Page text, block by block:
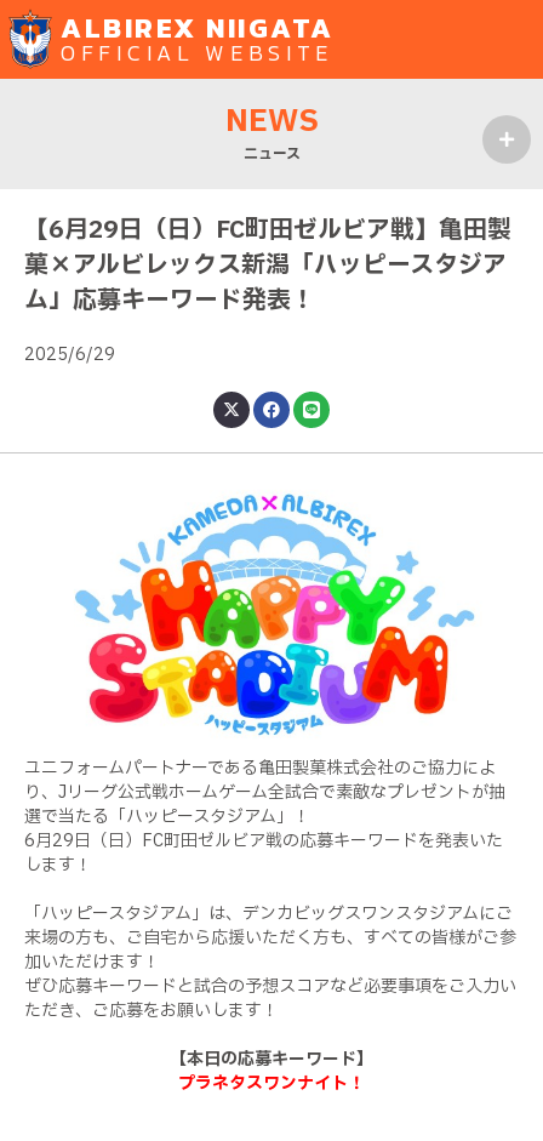
ALBIREX NIIGATA
OFFICIAL WEBSITE
NEWS
ニュース
【6月29日（日）FC町田ゼルビア戦】亀田製
菓×アルビレックス新潟「ハッピースタジア
ム」応募キーワード発表！
2025/6/29
ユニフォームパートナーである亀田製菓株式会社のご協力によ
り、Jリーグ公式戦ホームゲーム全試合で素敵なプレゼントが抽
選で当たる「ハッピースタジアム」！
6月29日（日）FC町田ゼルビア戦の応募キーワードを発表いた
します！
「ハッピースタジアム」は、デンカビッグスワンスタジアムにご
来場の方も、ご自宅から応援いただく方も、すべての皆様がご参
加いただけます！
ぜひ応募キーワードと試合の予想スコアなど必要事項をご入力い
ただき、ご応募をお願いします！
【本日の応募キーワード】
プラネタスワンナイト！